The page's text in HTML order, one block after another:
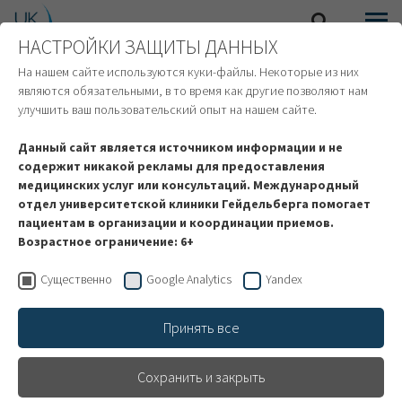
ИНОСТРАННЫЕ ПАЦИЕНТЫ
награды
Март 2015
клинике Гейдельберга
лучшие клиники Германии 2015" / Берлинский
специалист, анализирующий степень
НАСТРОЙКИ ЗАЩИТЫ ДАННЫХ
На нашем сайте используются куки-файлы. Некоторые из них
являются обязательными, в то время как другие позволяют нам
улучшить ваш пользовательский опыт на нашем сайте.
Данный сайт является источником информации и не
содержит никакой рекламы для предоставления
медицинских услуг или консультаций. Международный
отдел университетской клиники Гейдельберга помогает
пациентам в организации и координации приемов.
Возрастное ограничение: 6+
Существенно Google Analytics Yandex
Принять все
Сохранить и закрыть